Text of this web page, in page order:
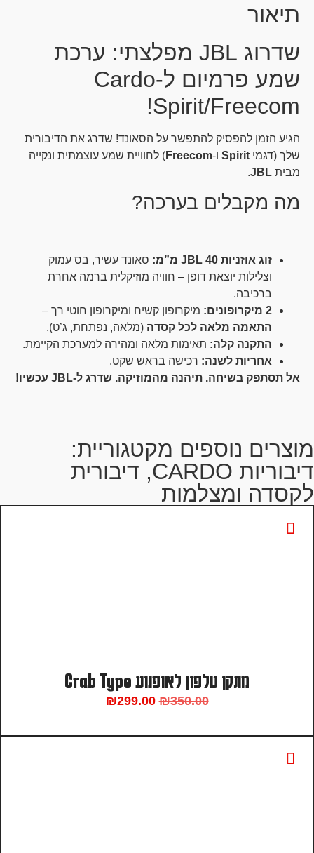
תיאור
שדרוג JBL מפלצתי: ערכת
שמע פרמיום ל-Cardo
Spirit/Freecom!
הגיע הזמן להפסיק להתפשר על הסאונד! שדרג את הדיבורית
שלך (דגמי Spirit ו-Freecom) לחוויית שמע עוצמתית ונקייה
מבית JBL
.
מה מקבלים בערכה?
זוג אוזניות JBL 40 מ”מ:
סאונד עשיר, בס עמוק
וצלילות יוצאת דופן – חוויה מוזיקלית ברמה אחרת
ברכיבה.
2 מיקרופונים:
מיקרופון קשיח ומיקרופון חוטי רך –
התאמה מלאה לכל קסדה (מלאה, נפתחת, ג’ט).
התקנה קלה: תאימות מלאה ומהירה למערכת הקיימת.
אחריות לשנה: רכישה בראש שקט.
אל תסתפק בשיחה. תיהנה מהמוזיקה. שדרג ל-JBL עכשיו!
מוצרים נוספים מקטגוריית:
דיבוריות CARDO
, דיבורית
לקסדה ומצלמות
מתקן טלפון לאופנוע Crab Type
₪350.00
₪299.00